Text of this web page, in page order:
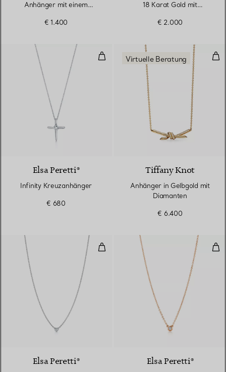
Anhänger mit einem
€ 1.400
18 Karat Gold mit
€ 2.000
Infinity Kreuzanhänger
Elsa Peretti®
Infinity Kreuzanhänger
€ 680
Virtuelle Beratung
Tiffany Knot
Anhänger in Gelbgold mit
Diamanten
€ 6.400
Diamonds by the Yard®
Elsa Peretti® Elsa Peretti®